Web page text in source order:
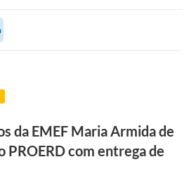
da EMEF Maria Armida de
PROERD com entrega de